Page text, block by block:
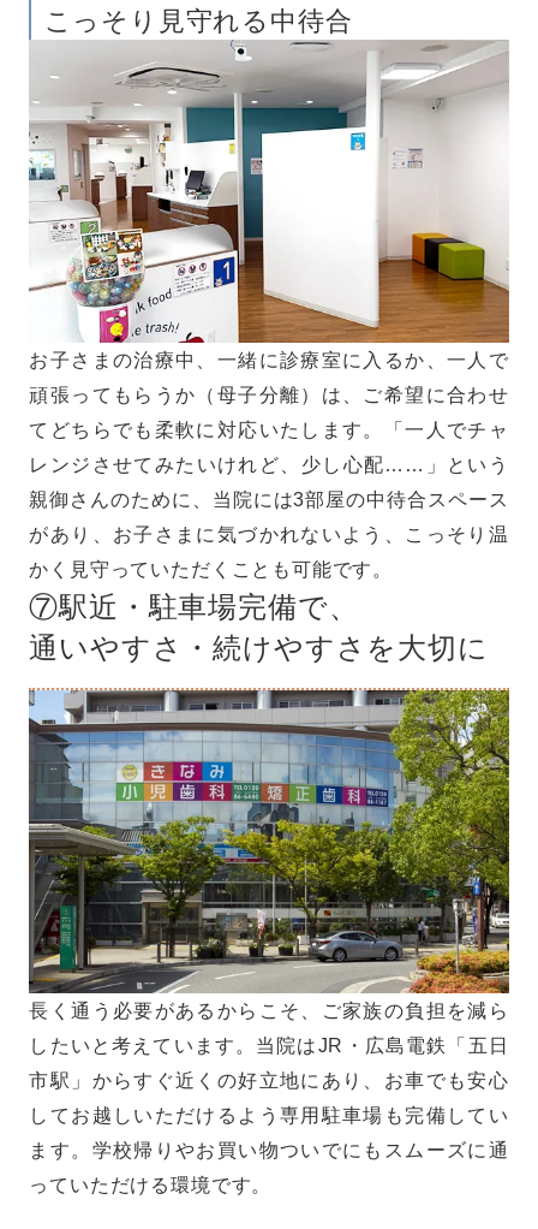
こっそり見守れる中待合
お子さまの治療中、一緒に診療室に入るか、一人で
頑張ってもらうか（母子分離）は、ご希望に合わせ
てどちらでも柔軟に対応いたします。「一人でチャ
レンジさせてみたいけれど、少し心配……」という
親御さんのために、当院には3部屋の中待合スペース
があり、お子さまに気づかれないよう、こっそり温
かく見守っていただくことも可能です。
⑦駅近・駐車場完備で、
通いやすさ・続けやすさを大切に
長く通う必要があるからこそ、ご家族の負担を減ら
したいと考えています。当院はJR・広島電鉄「五日
市駅」からすぐ近くの好立地にあり、お車でも安心
してお越しいただけるよう専用駐車場も完備してい
ます。学校帰りやお買い物ついでにもスムーズに通
っていただける環境です。